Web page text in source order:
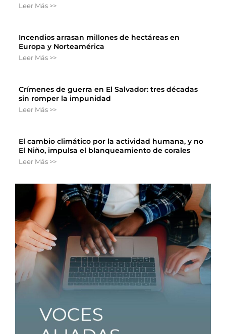
Leer Más >>
Incendios arrasan millones de hectáreas en
Europa y Norteamérica
Leer Más >>
Crímenes de guerra en El Salvador: tres décadas
sin romper la impunidad
Leer Más >>
El cambio climático por la actividad humana, y no
El Niño, impulsa el blanqueamiento de corales
Leer Más >>